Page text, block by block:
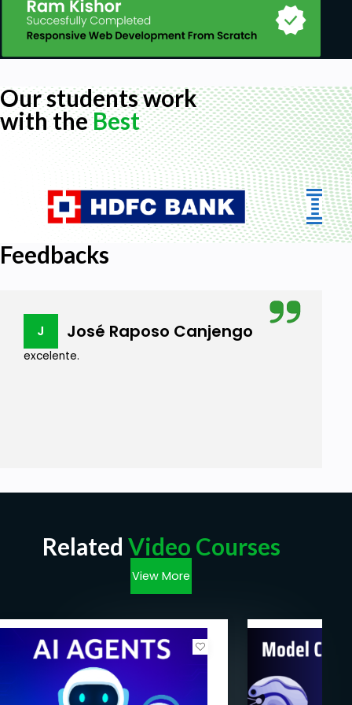
Our students work
with theBest
Feedbacks
J José Raposo Canjengo
excelente.
Related Video Courses
View More